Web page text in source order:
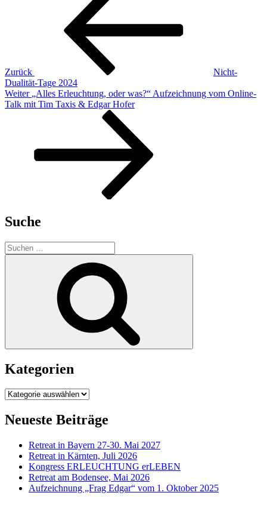
Zurück
Nicht-
Dualität-Tage 2024
Nächster
Beitrag
Weiter „Alles Erleuchtung, oder was?“ Aufzeichnung vom Online-
Talk mit Tim Taxis & Edgar Hofer
Suche
Suchen
nach:
Kategorien
Kategorien
Neueste Beiträge
Retreat in Bayern 27-30. Mai 2027
Retreat in Kärnten, Juli 2026
Kongress ERLEUCHTUNG erLEBEN
Retreat am Bodensee, Mai 2026
Aufzeichnung „Frag Edgar“ vom 1. Oktober 2025